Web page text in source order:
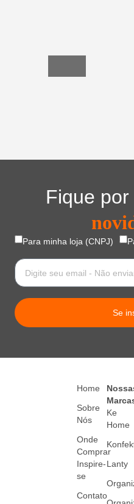
Fique
Para minha loja (CNPJ)
Se
Home
Sobre
Nós
Onde
Comprar
Inspire-
se
Contato
Ke
Home
Lanty